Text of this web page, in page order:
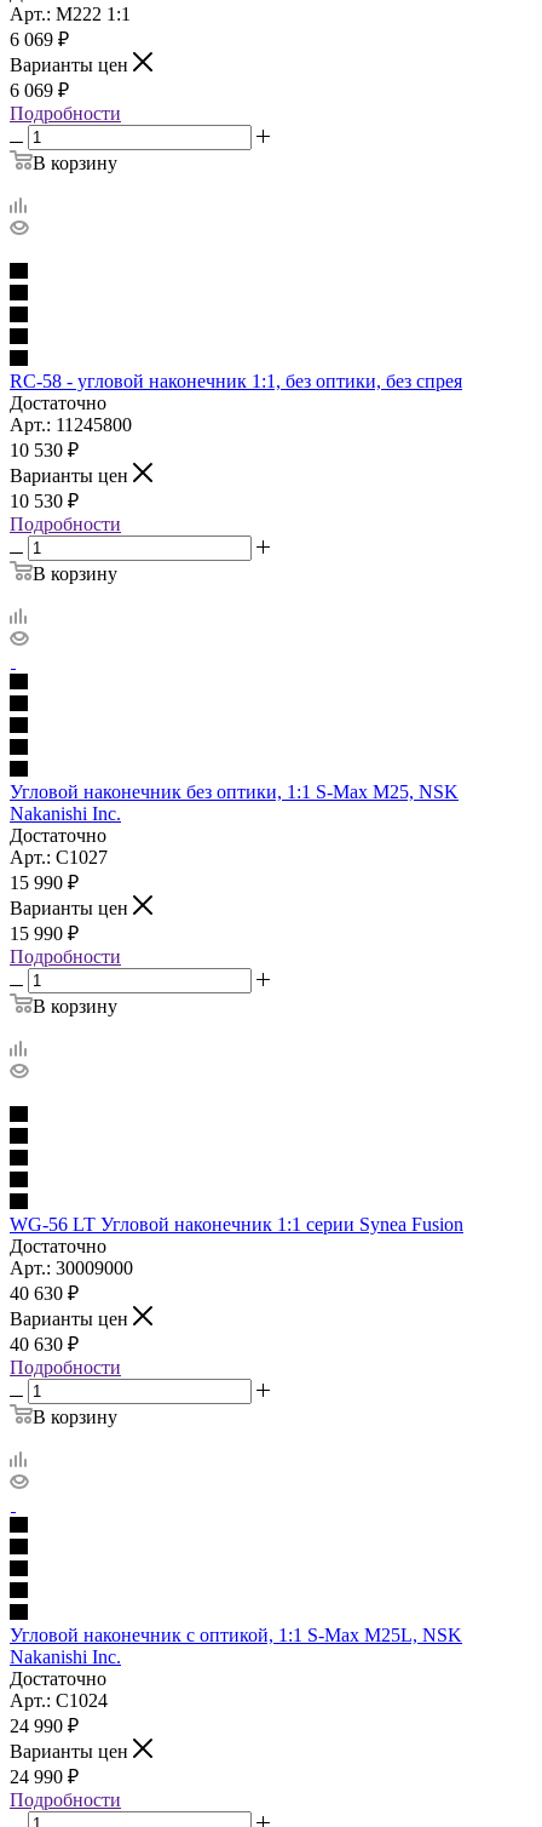
Арт.: M222 1:1
6 069 ₽
Варианты цен
6 069 ₽
Подробности
В корзину
RC-58 - угловой наконечник 1:1, без оптики, без спрея
Достаточно
Арт.: 11245800
10 530 ₽
Варианты цен
10 530 ₽
Подробности
В корзину
Угловой наконечник без оптики, 1:1 S-Max M25, NSK
Nakanishi Inc.
Достаточно
Арт.: C1027
15 990 ₽
Варианты цен
15 990 ₽
Подробности
В корзину
WG-56 LT Угловой наконечник 1:1 серии Synea Fusion
Достаточно
Арт.: 30009000
40 630 ₽
Варианты цен
40 630 ₽
Подробности
В корзину
Угловой наконечник с оптикой, 1:1 S-Max M25L, NSK
Nakanishi Inc.
Достаточно
Арт.: C1024
24 990 ₽
Варианты цен
24 990 ₽
Подробности